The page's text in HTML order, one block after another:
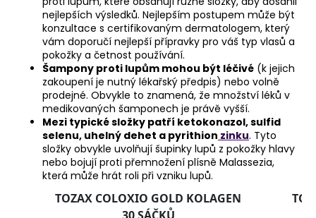
nejlepších výsledků. Nejlepším postupem může být
konzultace s certifikovaným dermatologem, který
vám doporučí nejlepší přípravky pro váš typ vlasů a
pokožky a četnost používání.
Šampony proti lupům mohou být léčivé (k jejich
zakoupení je nutný lékařský předpis) nebo volně
prodejné. Obvykle to znamená, že množství léků v
medikovaných šamponech je právě vyšší.
Mezi typické složky patří ketokonazol, sulfid
selenu, uhelný dehet a pyrithion zinku. Tyto
složky obvykle uvolňují šupinky lupů z pokožky hlavy
nebo bojují proti přemnožení plísně Malassezia,
která může hrát roli při vzniku lupů.